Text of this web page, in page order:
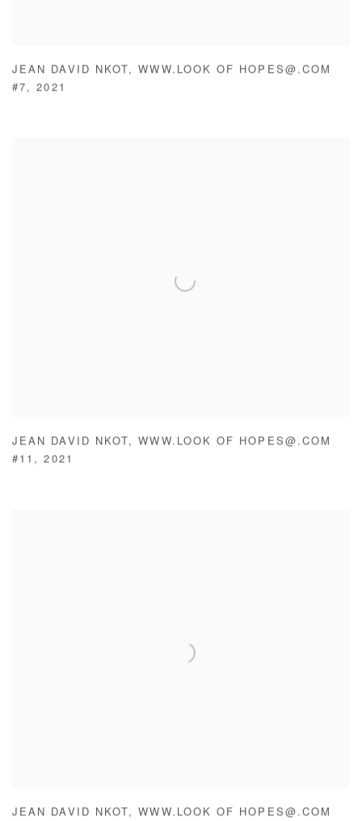
JEAN DAVID NKOT , WWW.LOOK OF HOPES@.COM
#7 ,2021
JEAN DAVID NKOT , WWW.LOOK OF HOPES@.COM
#11 ,2021
JEAN DAVID NKOT , WWW.LOOK OF HOPES@.COM